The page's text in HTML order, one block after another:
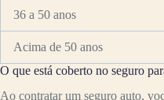
36 a 50 anos
Acima de 50 anos
O que está coberto no seguro
Ao contratar um seguro auto,